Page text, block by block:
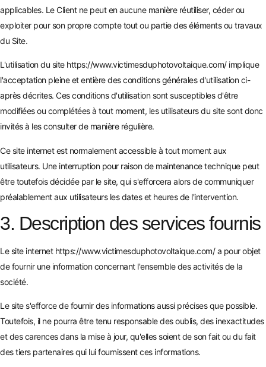
applicables. Le Client ne peut en aucune manière réutiliser, céder ou
exploiter pour son propre compte tout ou partie des éléments ou travaux
du Site.
L'utilisation du site https://www.victimesduphotovoltaique.com/implique
l'acceptation pleine et entière des conditions générales d'utilisation ci-
après décrites. Ces conditions d'utilisation sont susceptibles d'être
modifiées ou complétées à tout moment, les utilisateurs du site sont donc
invités à les consulter de manière régulière.
Ce site internet est normalement accessible à tout moment aux
utilisateurs. Une interruption pour raison de maintenance technique peut
être toutefois décidée par le site, qui s'efforcera alors de communiquer
préalablement aux utilisateurs les dates et heures de l'intervention.
3. Description des services fournis
Le site internet https://www.victimesduphotovoltaique.com/a pour objet
de fournir une information concernant l'ensemble des activités de la
société.
Le site s'efforce de fournir des informations aussi précises que possible.
Toutefois, il ne pourra être tenu responsable des oublis, des inexactitudes
et des carences dans la mise à jour, qu'elles soient de son fait ou du fait
des tiers partenaires qui lui fournissent ces informations.